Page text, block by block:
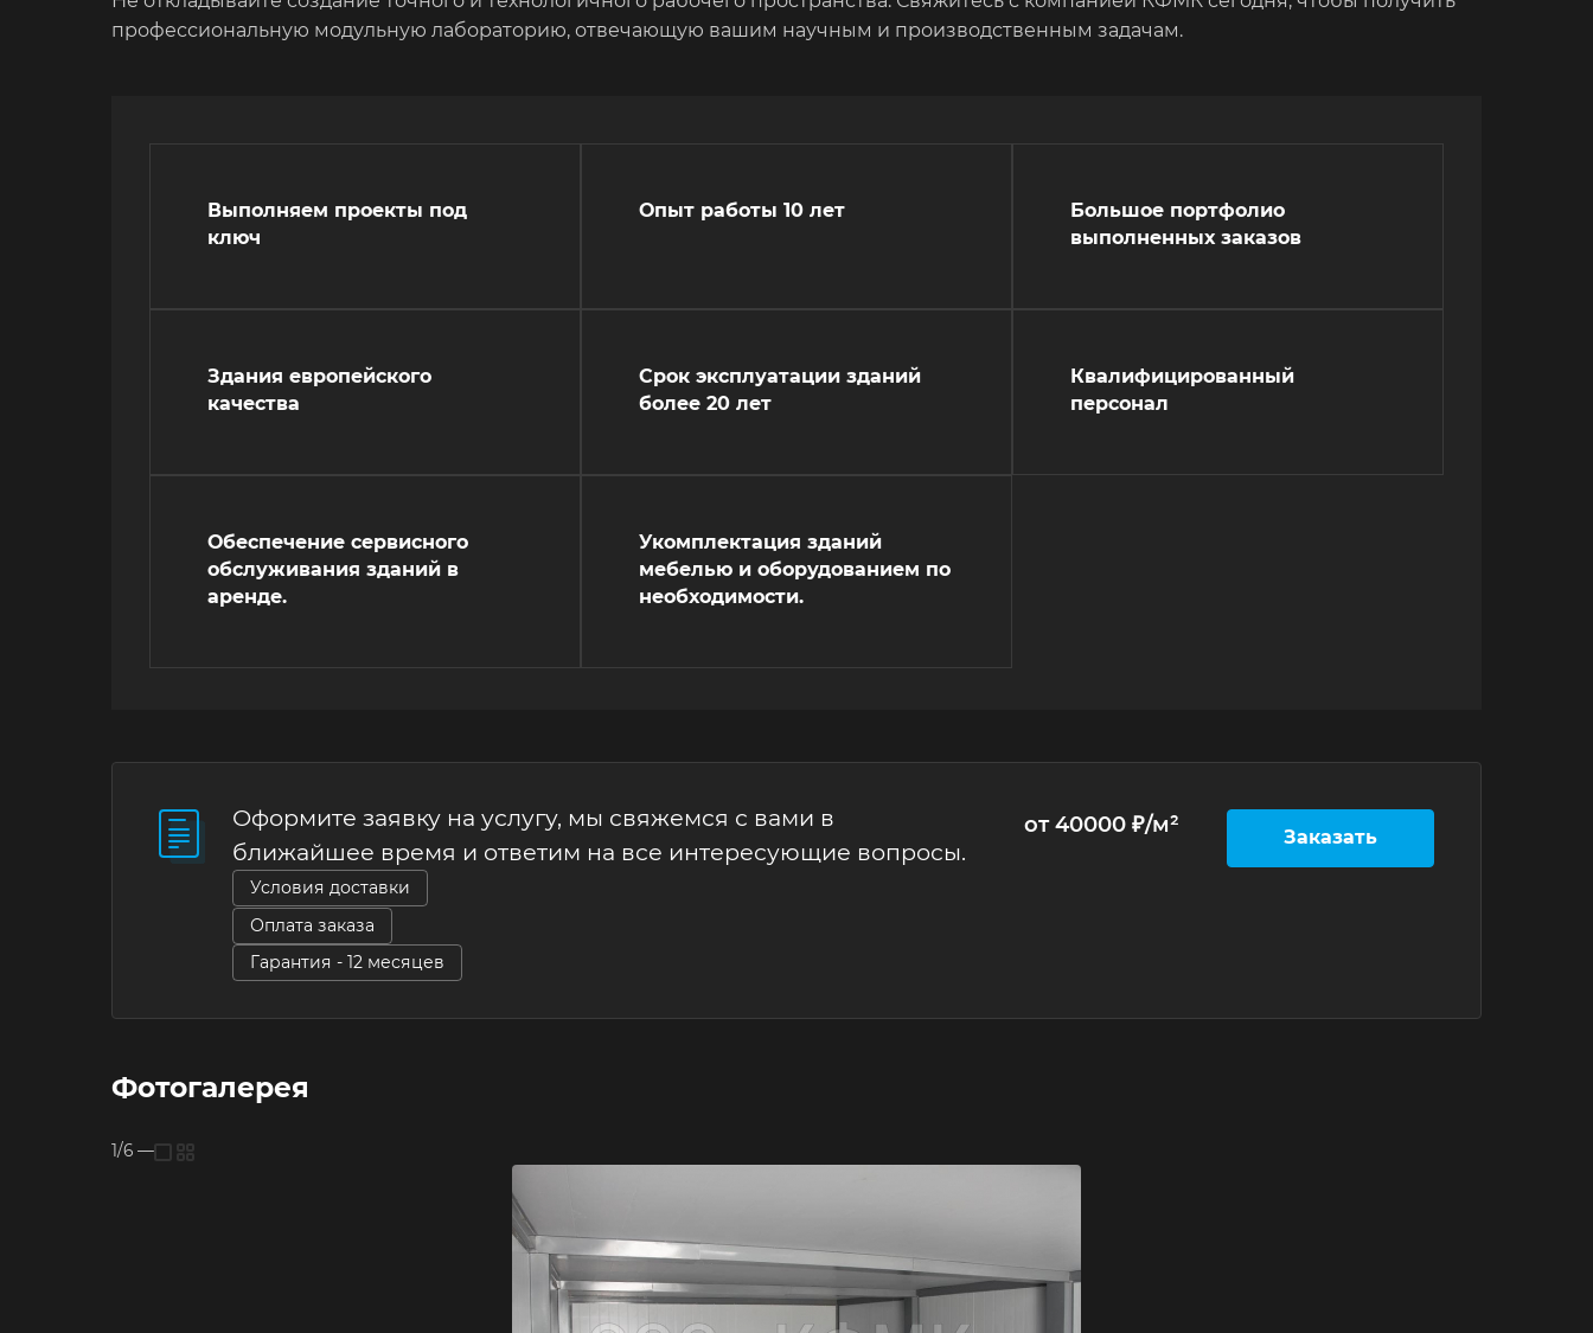
профессиональную модульную лабораторию, отвечающую вашим научным и производственным задачам.
Выполняем проекты под
ключ
Опыт работы 10 лет
Большое портфолио
выполненных заказов
Здания европейского
качества
Срок эксплуатации зданий
более 20 лет
Квалифицированный
персонал
Обеспечение сервисного
обслуживания зданий в
аренде.
Укомплектация зданий
мебелью и оборудованием по
необходимости.
Оформите заявку на услугу, мы свяжемся с вами в
ближайшее время и ответим на все интересующие вопросы.
Условия доставки
Оплата заказа
Гарантия - 12 месяцев
от 40000 ₽/м² Заказать
Фотогалерея
1/6 —